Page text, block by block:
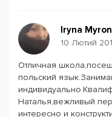
Iryna
10 Лютий
Отличная
польский
Наталья,вежливый
интересно и